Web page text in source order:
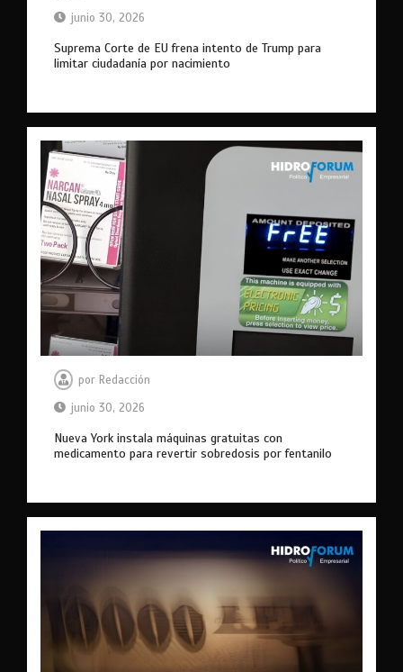
junio 30, 2026
Suprema Corte de EU frena intento de Trump para
limitar ciudadanía por nacimiento
porRedacción
junio 30, 2026
Nueva York instala máquinas gratuitas con
medicamento para revertir sobredosis por fentanilo